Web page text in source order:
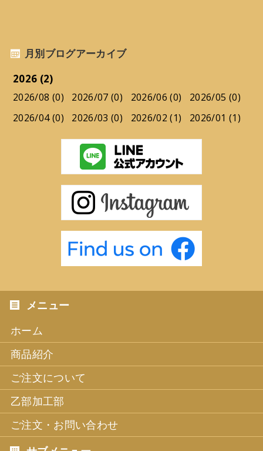
月別ブログアーカイブ
2026 (2)
2026/08 (0) 2026/07 (0) 2026/06 (0)
2026/05 (0)
2026/04 (0)
2026/03 (0) 2026/02 (1) 2026/01 (1)
ホーム
商品紹介
ご注文について
乙部加工部
ご注文・お問い合わせ